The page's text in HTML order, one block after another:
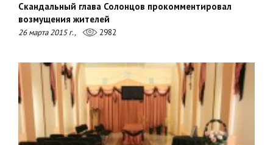
Скандальный глава Солонцов прокомментировал
возмущения жителей
26 марта 2015 г., 2982